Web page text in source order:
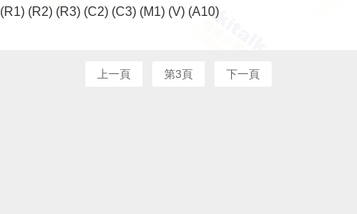
(R1) (R2) (R3) (C2) (C3) (M1) (V) (A10)
上一頁 第3頁 下一頁